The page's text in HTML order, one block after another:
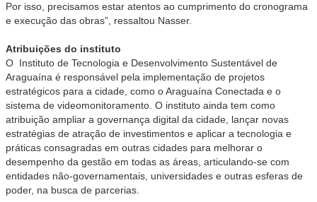
Por isso, precisamos estar atentos ao cumprimento do cronograma
e execução das obras”, ressaltou Nasser.
Atribuições do instituto
O Instituto de Tecnologia e Desenvolvimento Sustentável de
Araguaína é responsável pela implementação de projetos
estratégicos para a cidade, como o Araguaína Conectada e o
sistema de videomonitoramento. O instituto ainda tem como
atribuição ampliar a governança digital da cidade, lançar novas
estratégias de atração de investimentos e aplicar a tecnologia e
práticas consagradas em outras cidades para melhorar o
desempenho da gestão em todas as áreas, articulando-se com
entidades não-governamentais, universidades e outras esferas de
poder, na busca de parcerias.